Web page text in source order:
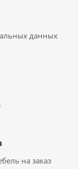
данных
на заказ